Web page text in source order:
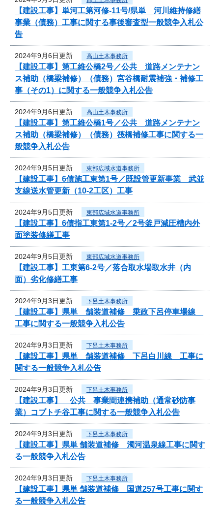
【建設工事】単河工第河修-11号/県単 河川維持修繕
事業（債務）工事に関する事後審査型一般競争入札公
告
2024年9月6日更新 高山土木事務所
【建設工事】第工維公橋2号／公共 道路メンテナン
ス補助（橋梁補修）（債務）宮谷橋耐震補強・補修工
事（その1）に関する一般競争入札公告
2024年9月6日更新 高山土木事務所
【建設工事】第工維公橋1号／公共 道路メンテナン
ス補助（橋梁補修）（債務）筏橋補修工事に関する一
般競争入札公告
2024年9月5日更新 東部広域水道事務所
【建設工事】6債施工東第1号／既設管更新事業 武並
支線送水管更新（10-2工区）工事
2024年9月5日更新 東部広域水道事務所
【建設工事】6債指工東第1-2号／2号釜戸減圧槽内外
面塗装修繕工事
2024年9月5日更新 東部広域水道事務所
【建設工事】工東第6-2号／落合取水場取水井（内
面）劣化修繕工事
2024年9月3日更新 下呂土木事務所
【建設工事】県単 舗装道補修 乗政下呂停車場線
工事に関する一般競争入札公告
2024年9月3日更新 下呂土木事務所
【建設工事】県単 舗装道補修 下呂白川線 工事に
関する一般競争入札公告
2024年9月3日更新 下呂土木事務所
【建設工事】 公共 事業間連携補助（通常砂防事
業）コブトチ谷工事に関する一般競争入札公告
2024年9月3日更新 下呂土木事務所
【建設工事】県単 舗装道補修 濁河温泉線工事に関す
る一般競争入札公告
2024年9月3日更新 下呂土木事務所
【建設工事】県単 舗装道補修 国道257号工事に関す
る一般競争入札公告